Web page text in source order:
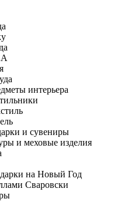
интерьера
и сувениры
и меховые изделия
на Новый Год
Сваровски